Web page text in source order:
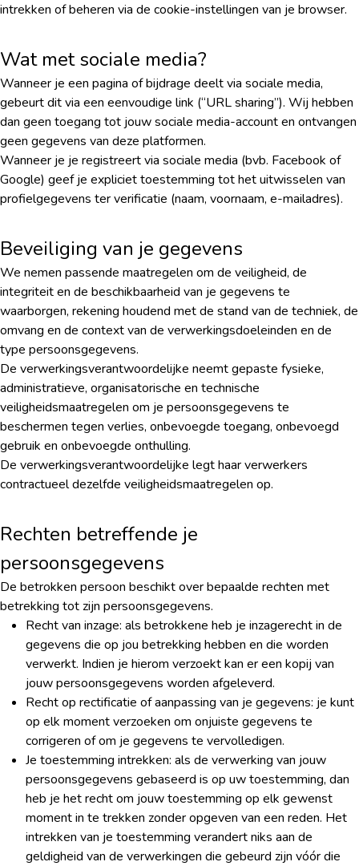
intrekken of beheren via de cookie-instellingen van je browser.
Wat met sociale media?
Wanneer je een pagina of bijdrage deelt via sociale media,
gebeurt dit via een eenvoudige link (“URL sharing”). Wij hebben
dan geen toegang tot jouw sociale media-account en ontvangen
geen gegevens van deze platformen.
Wanneer je je registreert via sociale media (bvb. Facebook of
Google) geef je expliciet toestemming tot het uitwisselen van
profielgegevens ter verificatie (naam, voornaam, e-mailadres).
Beveiliging van je gegevens
We nemen passende maatregelen om de veiligheid, de
integriteit en de beschikbaarheid van je gegevens te
waarborgen, rekening houdend met de stand van de techniek, de
omvang en de context van de verwerkingsdoeleinden en de
type persoonsgegevens.
De verwerkingsverantwoordelijke neemt gepaste fysieke,
administratieve, organisatorische en technische
veiligheidsmaatregelen om je persoonsgegevens te
beschermen tegen verlies, onbevoegde toegang, onbevoegd
gebruik en onbevoegde onthulling.
De verwerkingsverantwoordelijke legt haar verwerkers
contractueel dezelfde veiligheidsmaatregelen op.
Rechten betreffende je
persoonsgegevens
De betrokken persoon beschikt over bepaalde rechten met
betrekking tot zijn persoonsgegevens.
Recht van inzage: als betrokkene heb je inzagerecht in de
gegevens die op jou betrekking hebben en die worden
verwerkt. Indien je hierom verzoekt kan er een kopij van
jouw persoonsgegevens worden afgeleverd.
Recht op rectificatie of aanpassing van je gegevens: je kunt
op elk moment verzoeken om onjuiste gegevens te
corrigeren of om je gegevens te vervolledigen.
Je toestemming intrekken: als de verwerking van jouw
persoonsgegevens gebaseerd is op uw toestemming, dan
heb je het recht om jouw toestemming op elk gewenst
moment in te trekken zonder opgeven van een reden. Het
intrekken van je toestemming verandert niks aan de
geldigheid van de verwerkingen die gebeurd zijn vóór die